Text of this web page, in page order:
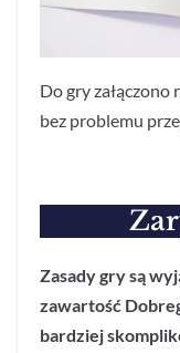
Do gry
bez problemu
Zasady gry są
zawartość
bardziej